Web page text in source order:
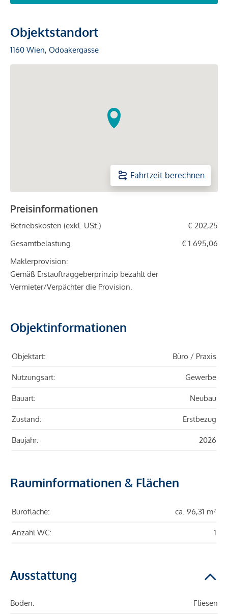
Objektstandort
1160 Wien, Odoakergasse
Fahrtzeit berechnen
Preisinformationen
Betriebskosten (exkl. USt.)
€ 202,25
Gesamtbelastung
€ 1.695,06
Maklerprovision:
Gemäß Erstauftraggeberprinzip bezahlt der
Vermieter/Verpächter die Provision.
Objektinformationen
Objektart: Büro / Praxis
Nutzungsart: Gewerbe
Bauart: Neubau
Zustand: Erstbezug
Baujahr: 2026
Rauminformationen & Flächen
Bürofläche: ca. 96,31 m²
Anzahl WC: 1
Ausstattung
Boden: Fliesen